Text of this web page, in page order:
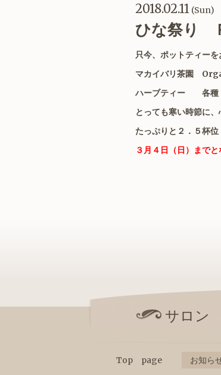
2018.02.11 (Sun)
ひな祭り
只今、ポットティーを
マカイバリ茶園
ハーブティー 各種
とっても寒い時節に
たっぷりと２．５杯位
３月４日（日）まで
サロン
Top page お知ら